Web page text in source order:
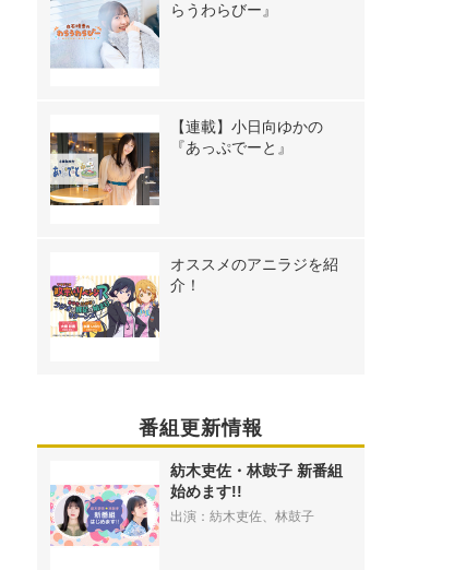
らうわらびー』
【連載】小日向ゆかの
『あっぷでーと』
オススメのアニラジを紹
介！
番組更新情報
紡木吏佐・林鼓子 新番組
始めます!!
出演：紡木吏佐、林鼓子